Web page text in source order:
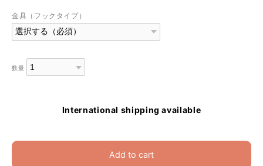
金具（フックタイプ）
数量
International shipping available
Add to cart